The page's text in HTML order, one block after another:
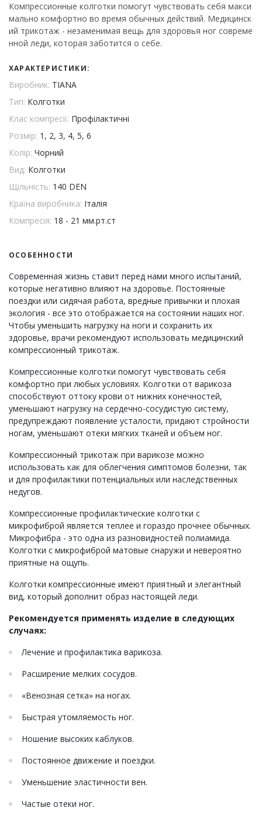
Компрессионные колготки помогут чувствовать себя макси
мально комфортно во время обычных действий. Медицинск
ий трикотаж - незаменимая вещь для здоровья ног совреме
нной леди, которая заботится о себе.
ХАРАКТЕРИСТИКИ:
Виробник: TIANA
Тип: Колготки
Клас компресії: Профілактичні
Розмір: 1, 2, 3, 4, 5, 6
Колір: Чорний
Вид: Колготки
Щільність: 140 DEN
Країна виробника: Італія
Компресія: 18 - 21 мм.рт.ст
ОСОБЕННОСТИ
Современная жизнь ставит перед нами много испытаний,
которые негативно влияют на здоровье. Постоянные
поездки или сидячая работа, вредные привычки и плохая
экология - все это отображается на состоянии наших ног.
Чтобы уменьшить нагрузку на ноги и сохранить их
здоровье, врачи рекомендуют использовать медицинский
компрессионный трикотаж.
Компрессионные колготки помогут чувствовать себя
комфортно при любых условиях. Колготки от варикоза
способствуют оттоку крови от нижних конечностей,
уменьшают нагрузку на сердечно-сосудистую систему,
предупреждают появление усталости, придают стройности
ногам, уменьшают отеки мягких тканей и объем ног.
Компрессионный трикотаж при варикозе можно
использовать как для облегчения симптомов болезни, так
и для профилактики потенциальных или наследственных
недугов.
Компрессионные профилактические колготки с
микрофиброй является теплее и гораздо прочнее обычных.
Микрофибра - это одна из разновидностей полиамида.
Колготки с микрофиброй матовые снаружи и невероятно
приятные на ощупь.
Колготки компрессионные имеют приятный и элегантный
вид, который дополнит образ настоящей леди.
Рекомендуется применять изделие в следующих
случаях:
Лечение и профилактика варикоза.
Расширение мелких сосудов.
«Венозная сетка» на ногах.
Быстрая утомляемость ног.
Ношение высоких каблуков.
Постоянное движение и поездки.
Уменьшение эластичности вен.
Частые отеки ног.